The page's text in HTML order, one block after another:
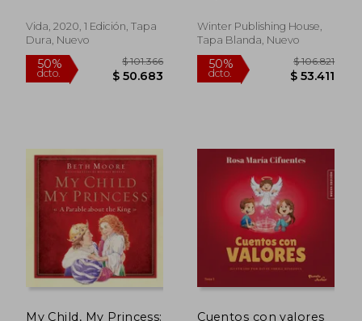
50%
dcto. $ 45.502
40%
dcto.
$
$
Vida, 2020, 1 Edición, Tapa
Dura, Nuevo
Winter Publishing House,
Tapa Blanda, Nuevo
My Child, My Princess:
Cuentos con valores